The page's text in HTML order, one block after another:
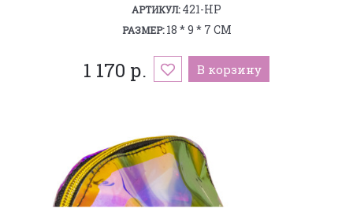
АРТИКУЛ:421-HP
РАЗМЕР:18 * 9 * 7 СМ
1 170 р. В корзину